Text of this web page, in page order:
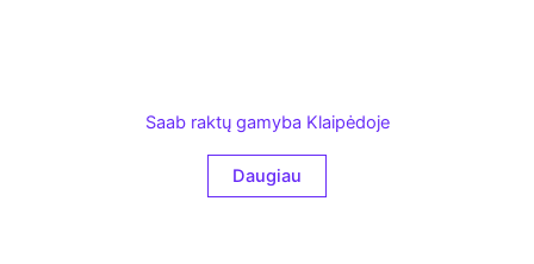
Saab raktų gamyba Klaipėdoje
Daugiau